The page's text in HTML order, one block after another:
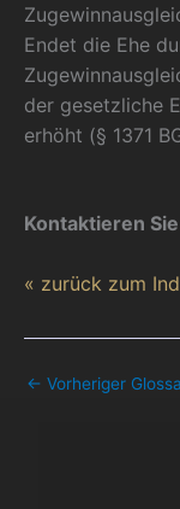
Endet die Ehe
der gesetzliche
erhöht (§ 1371
Kontaktieren
« zurück zum
← Vorheriger